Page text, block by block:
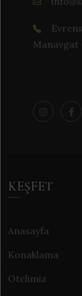
KEŞFET
Anasayfa
Konaklama
Otelimiz